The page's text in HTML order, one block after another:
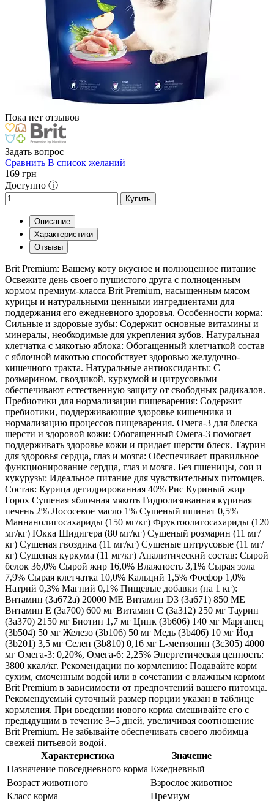
Пока нет отзывов
Задать вопрос
Сравнить В список желаний
169 грн
Доступно ⓘ
Купить
Описание
Характеристики
Отзывы
Brit Premium: Вашему коту вкусное и полноценное питание
Освежите день своего пушистого друга с полноценным
кормом премиум-класса Brit Premium, насыщенным мясом
курицы и натуральными ценными ингредиентами для
поддержания его ежедневного здоровья. Особенности корма:
Сильные и здоровые зубы: Содержит основные витамины и
минералы, необходимые для укрепления зубов. Натуральная
клетчатка с мякотью яблока: Обогащенный клетчаткой состав
с яблочной мякотью способствует здоровью желудочно-
кишечного тракта. Натуральные антиоксиданты: С
розмарином, гвоздикой, куркумой и цитрусовыми
обеспечивают естественную защиту от свободных радикалов.
Пребиотики для нормализации пищеварения: Содержит
пребиотики, поддерживающие здоровье кишечника и
нормализацию процессов пищеварения. Омега-3 для блеска
шерсти и здоровой кожи: Обогащенный Омега-3 помогает
поддерживать здоровье кожи и придает шерсти блеск. Таурин
для здоровья сердца, глаз и мозга: Обеспечивает правильное
функционирование сердца, глаз и мозга. Без пшеницы, сои и
кукурузы: Идеальное питание для чувствительных питомцев.
Состав: Курица дегидрированная 40% Рис Куриный жир
Горох Сушеная яблочная мякоть Гидролизованная куриная
печень 2% Лососевое масло 1% Сушеный шпинат 0,5%
Маннанолигосахариды (150 мг/кг) Фруктоолигосахариды (120
мг/кг) Юкка Шидигера (80 мг/кг) Сушеный розмарин (11 мг/
кг) Сушеная гвоздика (11 мг/кг) Сушеные цитрусовые (11 мг/
кг) Сушеная куркума (11 мг/кг) Аналитический состав: Сырой
белок 36,0% Сырой жир 16,0% Влажность 3,1% Сырая зола
7,9% Сырая клетчатка 10,0% Кальций 1,5% Фосфор 1,0%
Натрий 0,3% Магний 0,1% Пищевые добавки (на 1 кг):
Витамин (3a672a) 20000 МЕ Витамин D3 (3a671) 850 МЕ
Витамин E (3a700) 600 мг Витамин C (3a312) 250 мг Таурин
(3a370) 2150 мг Биотин 1,7 мг Цинк (3b606) 140 мг Марганец
(3b504) 50 мг Железо (3b106) 50 мг Медь (3b406) 10 мг Йод
(3b201) 3,5 мг Селен (3b810) 0,16 мг L-метионин (3c305) 4000
мг Омега-3: 0,20%, Омега-6: 2,25% Энергетическая ценность:
3800 ккал/кг. Рекомендации по кормлению: Подавайте корм
сухим, смоченным водой или в сочетании с влажным кормом
Brit Premium в зависимости от предпочтений вашего питомца.
Рекомендуемый суточный размер порции указан в таблице
кормления. При введении нового корма смешивайте его с
предыдущим в течение 3–5 дней, увеличивая соотношение
Brit Premium. Не забывайте обеспечивать своего любимца
свежей питьевой водой.
Характеристика
Значение
Назначение повседневного корма Ежедневный
Возраст животного
Взрослое животное
Класс корма
Премиум